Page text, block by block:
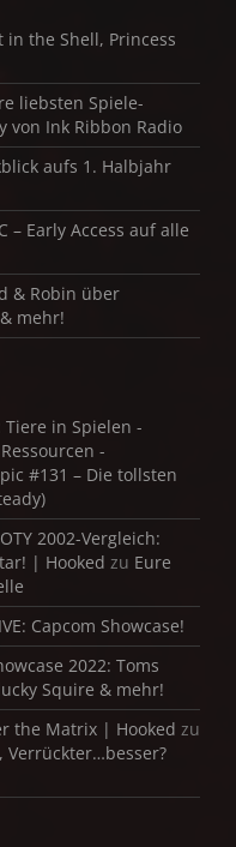
in the Shell, Princess
liebsten Spiele-
von Ink Ribbon Radio
aufs 1. Halbjahr
– Early Access auf alle
& Robin über
mehr!
Tiere in Spielen -
-
#131 – Die tollsten
2002-Vergleich:
| Hooked zu Eure
Capcom Showcase!
2022: Toms
Squire & mehr!
the Matrix | Hooked zu
Verrückter…besser?